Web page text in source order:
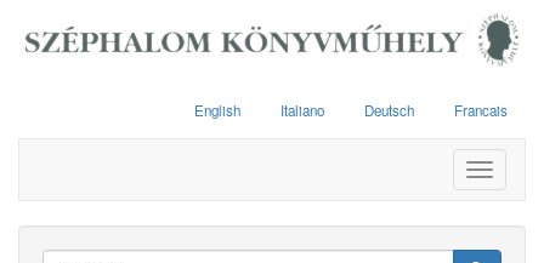
English Italiano Deutsch Francais
Toggle